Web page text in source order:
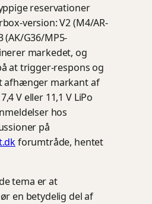
reservationer
version: V2 (M4/AR-
(AK/G36/MP5-
markedet, og
at trigger-respons og
markant af
V eller 11,1 V LiPo
hos
på
forumtråde, hentet
tema er at
en betydelig del af